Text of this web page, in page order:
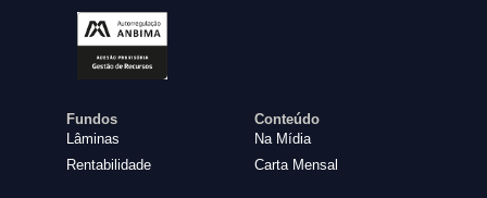
Fundos
Lâminas
Rentabilidade
Conteúdo
Na Mídia
Carta Mensal